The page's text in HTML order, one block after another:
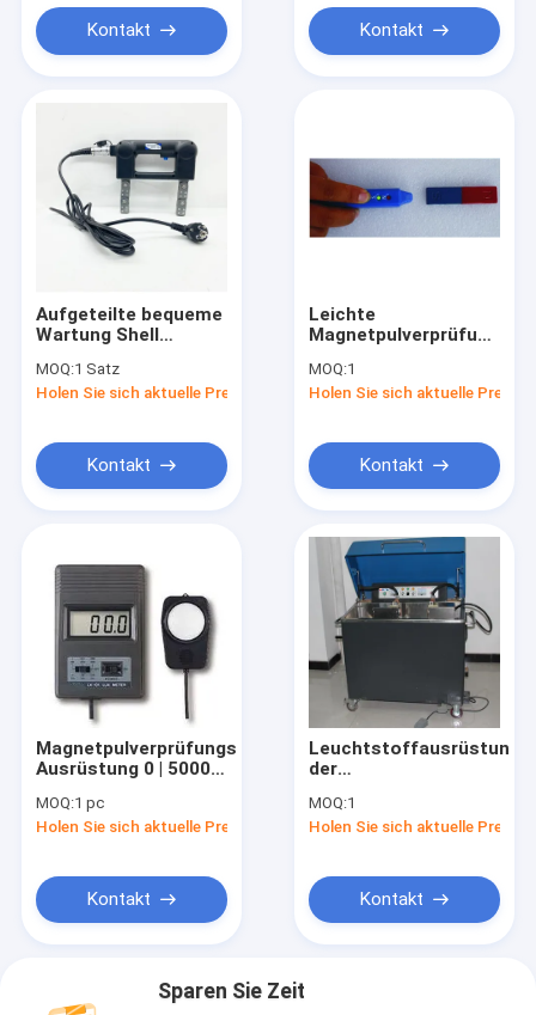
Kontakt Kontakt
Aufgeteilte bequeme
Wartung Shell
Inspection
Equipments
MOQ:1 Satz
Holen Sie sich aktuelle Preis
Kontakt
Leichte
Magnetpulverprüfungs-
Magnetpol-Stift-
Spulen-Prüfung
MOQ:1
Holen Sie sich aktuelle Preis
Kontakt
Magnetpulverprüfungs-
Ausrüstung 0 | 50000
Meter LX 101 des
Lux-3
MOQ:1 pc
Holen Sie sich aktuelle Preis
Kontakt
Leuchtstoffausrüstung
der
HMP-1000S/2000S
für
MOQ:1
Holen Sie sich aktuelle Preis
Kontakt
Sparen Sie Zeit